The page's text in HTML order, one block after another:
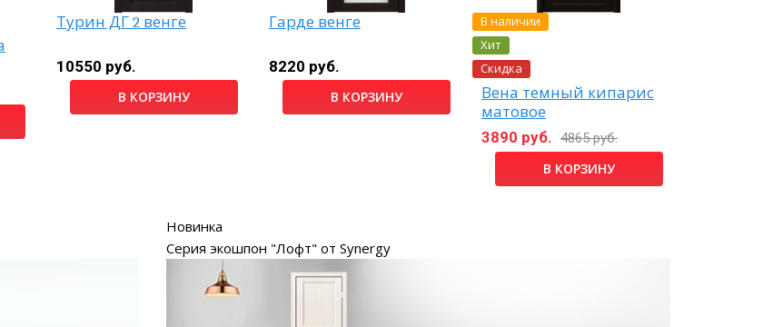
Турин ДГ 2 венге
10550 руб.
В КОРЗИНУ
Гарде венге
8220 руб.
В КОРЗИНУ
В наличии
Хит
Скидка
Вена темный кипарис
матовое
3890 руб. 4865 руб.
В КОРЗИНУ
Новинка
Серия экошпон "Лофт" от Synergy